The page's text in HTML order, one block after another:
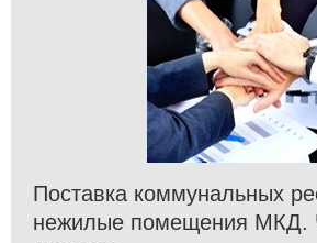
Поставка коммунальных
нежилые помещения МКД.